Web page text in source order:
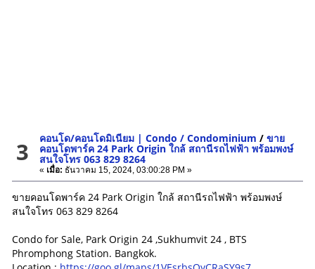
3 คอนโด/คอนโดมิเนียม | Condo / Condominium /ขาย
คอนโดพาร์ค 24 Park Origin ใกล้ สถานีรถไฟฟ้า พร้อมพงษ์
สนใจโทร 063 829 8264
« เมื่อ: ธันวาคม 15, 2024, 03:00:28 PM »
ขายคอนโดพาร์ค 24 Park Origin ใกล้ สถานีรถไฟฟ้า พร้อมพงษ์
สนใจโทร 063 829 8264
Condo for Sale, Park Origin 24 ,Sukhumvit 24 , BTS
Phromphong Station. Bangkok.